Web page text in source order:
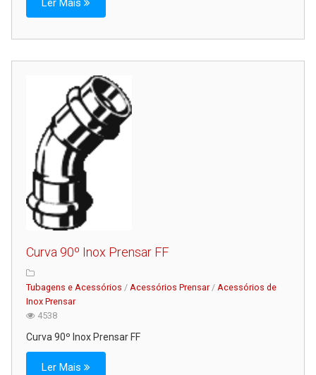
Ler Mais
Curva 90º Inox Prensar FF
Tubagens e Acessórios / Acessórios Prensar/ Acessórios de
Inox Prensar
4538
Curva 90º Inox Prensar FF
Ler Mais